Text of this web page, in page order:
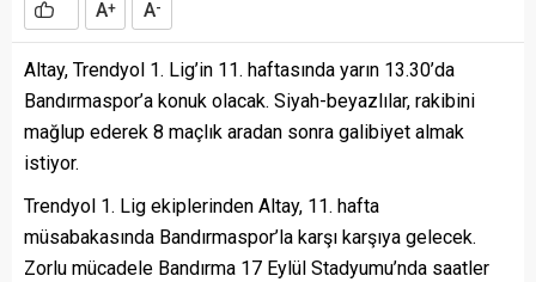
A+ A-
Altay, Trendyol 1. Lig’in 11. haftasında yarın 13.30’da
Bandırmaspor’a konuk olacak. Siyah-beyazlılar, rakibini
mağlup ederek 8 maçlık aradan sonra galibiyet almak
istiyor.
Trendyol 1. Lig ekiplerinden Altay, 11. hafta
müsabakasında Bandırmaspor’la karşı karşıya gelecek.
Zorlu mücadele Bandırma 17 Eylül Stadyumu’nda saatler